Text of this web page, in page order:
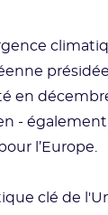
en
-
l’Europe.
clé de